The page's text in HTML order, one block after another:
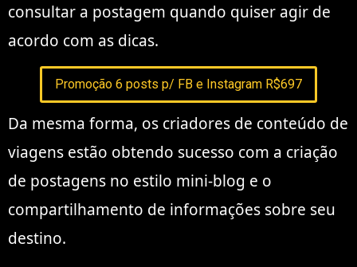
consultar a postagem quando quiser agir de
acordo com as dicas.
Promoção 6 posts p/ FB e Instagram R$697
Da mesma forma, os criadores de conteúdo de
viagens estão obtendo sucesso com a criação
de postagens no estilo mini-blog e o
compartilhamento de informações sobre seu
destino.